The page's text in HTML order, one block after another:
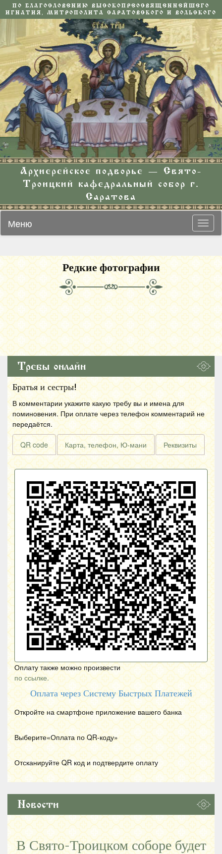
ПО БЛАГОСЛОВЕНИЮ ВЫСОКОПРЕОСВЯЩЕННЕЙШЕГО
ИГНАТИЯ, МИТРОПОЛИТА САРАТОВСКОГО И ВОЛЬСКОГО
Архиерейское подворье — Свято-
Троицкий кафедральный собор г.
Саратова
Меню
Редкие фотографии
Требы онлайн
Братья и сестры!
В комментарии укажите какую требу вы и имена для
поминовения. При оплате через телефон комментарий не
передаётся.
QR code Карта, телефон, Ю-мани Реквизиты
Оплату также можно произвести
по ссылке.
Оплата через Систему Быстрых Платежей
Откройте на смартфоне приложение вашего банка
Выберите«Оплата по QR-коду»
Отсканируйте QR код и подтвердите оплату
Новости
В Свято-Троицком соборе будет